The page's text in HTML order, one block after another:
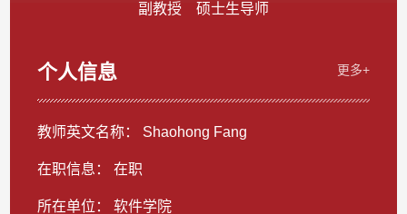
副教授 硕士生导师
个人信息 更多+
教师英文名称： Shaohong Fang
在职信息： 在职
所在单位： 软件学院